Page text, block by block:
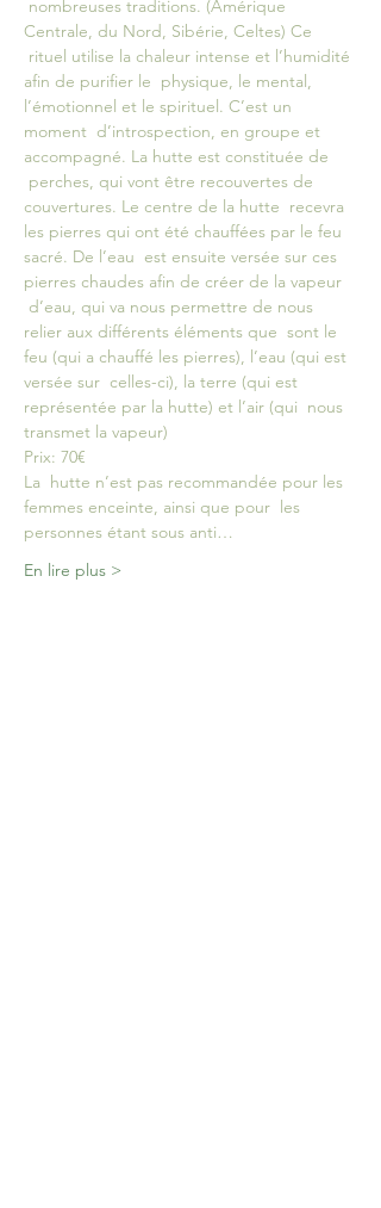
nombreuses traditions. (Amérique
Centrale, du Nord, Sibérie, Celtes) Ce
rituel utilise la chaleur intense et l’humidité
afin de purifier le  physique, le mental,
l’émotionnel et le spirituel. C’est un
moment  d’introspection, en groupe et
accompagné. La hutte est constituée de
perches, qui vont être recouvertes de
couvertures. Le centre de la hutte  recevra
les pierres qui ont été chauffées par le feu
sacré. De l’eau  est ensuite versée sur ces
pierres chaudes afin de créer de la vapeur
d’eau, qui va nous permettre de nous
relier aux différents éléments que  sont le
feu (qui a chauffé les pierres), l’eau (qui est
versée sur  celles-ci), la terre (qui est
représentée par la hutte) et l’air (qui  nous
transmet la vapeur)
Prix: 70€
La  hutte n’est pas recommandée pour les
femmes enceinte, ainsi que pour  les
personnes étant sous anti…
En lire plus >